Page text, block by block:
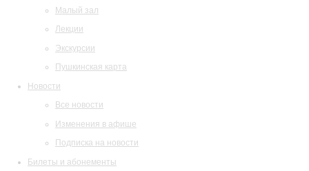
Малый зал
Лекции
Экскурсии
Пушкинская карта
Новости
Все новости
Изменения в афише
Подписка на новости
Билеты и абонементы